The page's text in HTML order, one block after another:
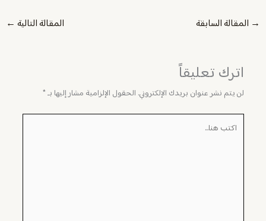
→ المقالة السابقة المقالة التالية ←
اترك تعليقاً
لن يتم نشر عنوان بريدك الإلكتروني. الحقول الإلزامية مشار إليها بـ*